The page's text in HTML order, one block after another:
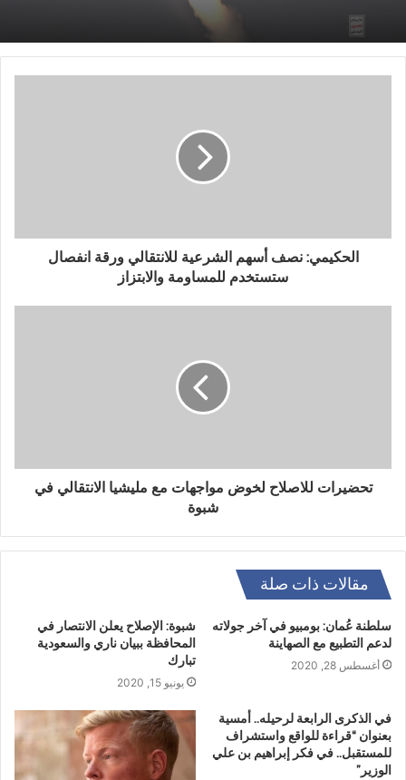
الحكيمي: نصف أسهم الشرعية للانتقالي ورقة انفصال
ستستخدم للمساومة والابتزاز
تحضيرات للاصلاح لخوض مواجهات مع مليشيا الانتقالي في
شبوة
مقالات ذات صلة
سلطنة عُمان: بومبيو في آخر جولاته
لدعم التطبيع مع الصهاينة
أغسطس 28, 2020
شبوة: الإصلاح يعلن الانتصار في
المحافظة ببيان ناري والسعودية
تبارك
يونيو 15, 2020
في الذكرى الرابعة لرحيله.. أمسية
بعنوان “قراءة للواقع واستشراف
للمستقبل.. في فكر إبراهيم بن علي
الوزير”